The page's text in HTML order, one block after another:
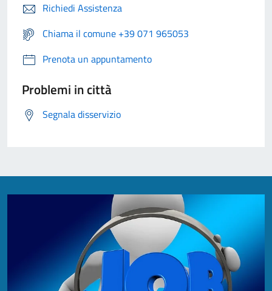
Richiedi Assistenza
Chiama il comune +39 071 965053
Prenota un appuntamento
Problemi in città
Segnala disservizio